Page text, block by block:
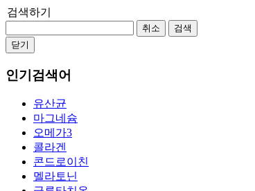
검색하기
취소
검색
닫기
인기검색어
유산균
마그네슘
오메가3
콜라겐
콘드로이친
멜라토닌